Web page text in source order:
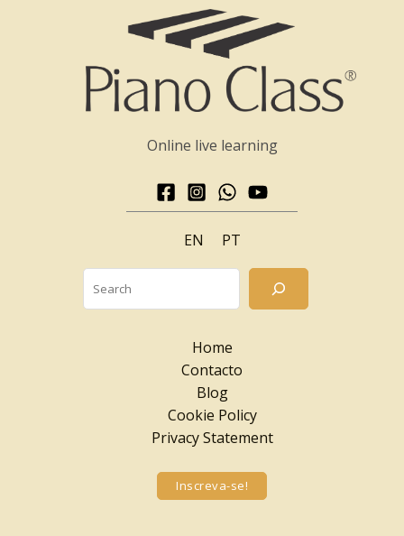
Online live learning
EN
PT
Home
Contacto
Blog
Cookie Policy
Privacy Statement
Inscreva-se!